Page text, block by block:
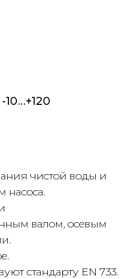
чистой воды и
насоса.
валом, осевым
стандарту EN 733.